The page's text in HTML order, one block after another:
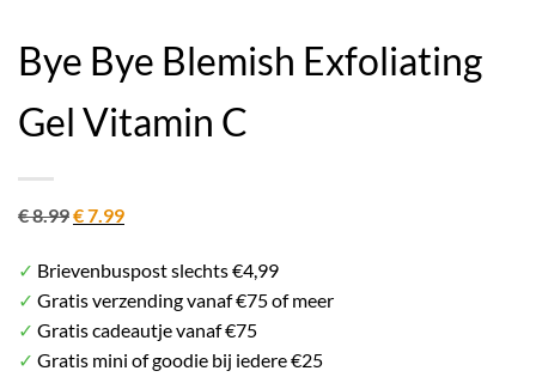
Bye Bye Blemish Exfoliating
Gel Vitamin C
€8.99Oorspronkelijke
was:
€ 8.99.
€7.99Huidige
is:
€ 7.99.
✓ Brievenbuspost slechts €4,99
✓ Gratis verzending vanaf €75 of meer
✓ Gratis cadeautje vanaf €75
✓ Gratis mini of goodie bij iedere €25